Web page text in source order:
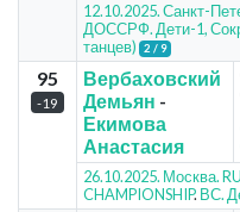
12.10.2025. Санкт-
ДОССРФ. Дети-1,
танцев)
2 / 9
95
-19
Вербаховский
Демьян -
Екимова
Анастасия
26.10.2025. Москва.
CHAMPIONSHIP. ВС.